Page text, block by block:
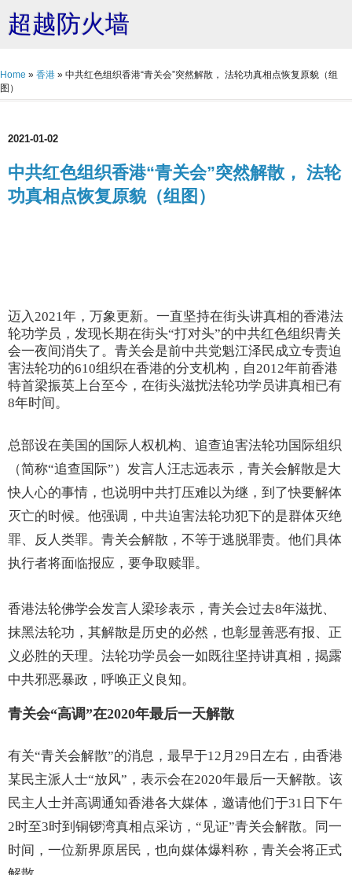
超越防火墙
Home » 香港 » 中共红色组织香港“青关会”突然解散， 法轮功真相点恢复原貌（组
图）
2021-01-02
中共红色组织香港“青关会”突然解散， 法轮
功真相点恢复原貌（组图）
迈入2021年，万象更新。一直坚持在街头讲真相的香港法
轮功学员，发现长期在街头“打对头”的中共红色组织青关
会一夜间消失了。青关会是前中共党魁江泽民成立专责迫
害法轮功的610组织在香港的分支机构，自2012年前香港
特首梁振英上台至今，在街头滋扰法轮功学员讲真相已有
8年时间。
总部设在美国的国际人权机构、追查迫害法轮功国际组织
（简称“追查国际”）发言人汪志远表示，青关会解散是大
快人心的事情，也说明中共打压难以为继，到了快要解体
灭亡的时候。他强调，中共迫害法轮功犯下的是群体灭绝
罪、反人类罪。青关会解散，不等于逃脱罪责。他们具体
执行者将面临报应，要争取赎罪。
香港法轮佛学会发言人梁珍表示，青关会过去8年滋扰、
抹黑法轮功，其解散是历史的必然，也彰显善恶有报、正
义必胜的天理。法轮功学员会一如既往坚持讲真相，揭露
中共邪恶暴政，呼唤正义良知。
青关会“高调”在2020年最后一天解散
有关“青关会解散”的消息，最早于12月29日左右，由香港
某民主派人士“放风”，表示会在2020年最后一天解散。该
民主人士并高调通知香港各大媒体，邀请他们于31日下午
2时至3时到铜锣湾真相点采访，“见证”青关会解散。同一
时间，一位新界原居民，也向媒体爆料称，青关会将正式